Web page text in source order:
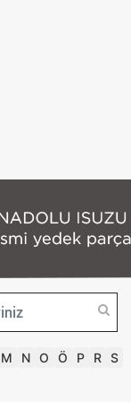
M N O Ö P R S